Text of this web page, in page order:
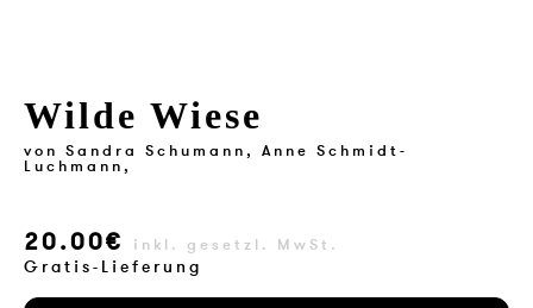
CORPORATE PUBLISHING
BLOG
Wilde Wiese
von Sandra Schumann,Anne Schmidt-
Luchmann,
20.00€ inkl. gesetzl. MwSt.
Gratis-Lieferung